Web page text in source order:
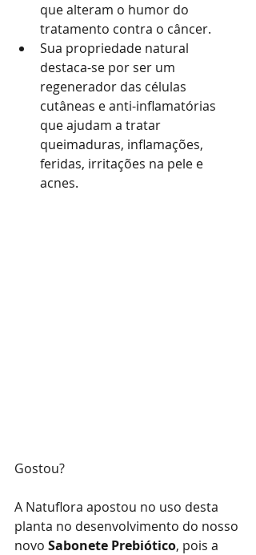
que alteram o humor do
tratamento contra o câncer.
Sua propriedade natural
destaca-se por ser um
regenerador das células
cutâneas e anti-inflamatórias
que ajudam a tratar
queimaduras, inflamações,
feridas, irritações na pele e
acnes.
Gostou?
A Natuflora apostou no uso desta
planta no desenvolvimento do nosso
novo Sabonete Prebiótico, pois a